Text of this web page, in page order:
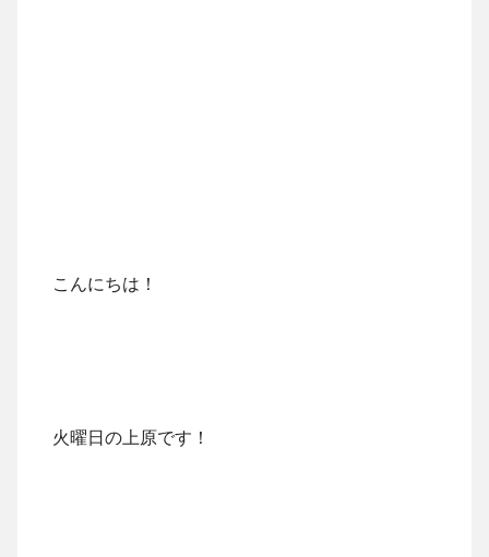
こんにちは！
火曜日の上原です！